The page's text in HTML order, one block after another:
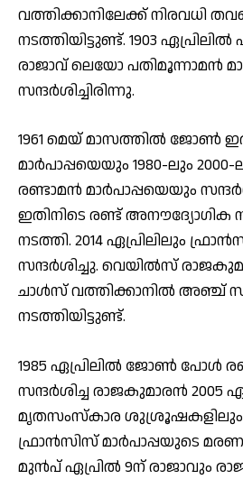
വത്തിക്കാനിലേക്ക് നിരവധി
നടത്തിയിട്ടുണ്ട്. 1903
രാജാവ് ലെയോ പതിമൂന്നാമൻ
സന്ദർശിച്ചിരിന്നു.
1961 മെയ് മാസത്തിൽ ജോൺ
മാർപാപ്പയെയും 1980-ലും
രണ്ടാമൻ മാർപാപ്പയെയും
ഇതിനിടെ രണ്ട് അനൗദ്യോഗിക
നടത്തി. 2014 ഏപ്രിലിലും
സന്ദർശിച്ചു. വെയിൽസ്
ചാൾസ് വത്തിക്കാനിൽ അഞ്ച്
നടത്തിയിട്ടുണ്ട്.
1985 ഏപ്രിലിൽ ജോൺ പോൾ
സന്ദര്‍ശിച്ച രാജകുമാരന്‍ 2005
മൃതസംസ്കാര ശുശ്രൂഷകളിലും
ഫ്രാൻസിസ് മാർപാപ്പയുടെ
മുന്‍പ് ഏപ്രിൽ 9ന് രാജാവും